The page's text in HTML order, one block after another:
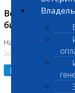
Возобновлено
биохимических
На Нагорной
20.07.2026
Подробнее